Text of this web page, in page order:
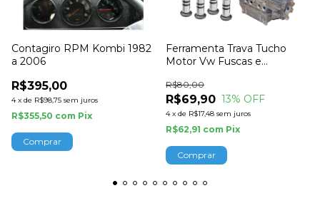
Contagiro RPM Kombi 1982
a 2006
R$395,00
4 x de R$98,75 sem juros
R$355,50 com Pix
Ferramenta Trava Tucho
Motor Vw Fuscas e
R$69,90
R$80,00
13% OFF
4 x de R$17,48 sem juros
R$62,91 com Pix